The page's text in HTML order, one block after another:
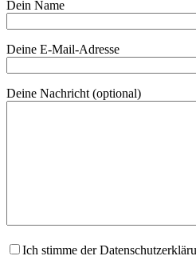
Dein Name
Deine E-Mail-Adresse
Deine Nachricht (optional)
Ich stimme der